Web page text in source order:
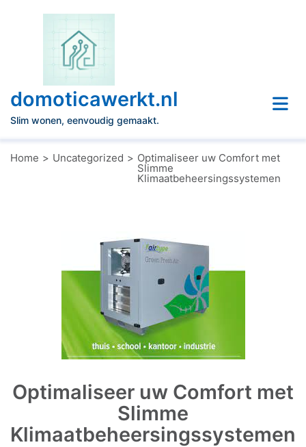
domoticawerkt.nl
Slim wonen, eenvoudig gemaakt.
Home Uncategorized Optimaliseer uw Comfort met
Slimme
Klimaatbeheersingssystemen
Optimaliseer uw Comfort met
Slimme
Klimaatbeheersingssystemen